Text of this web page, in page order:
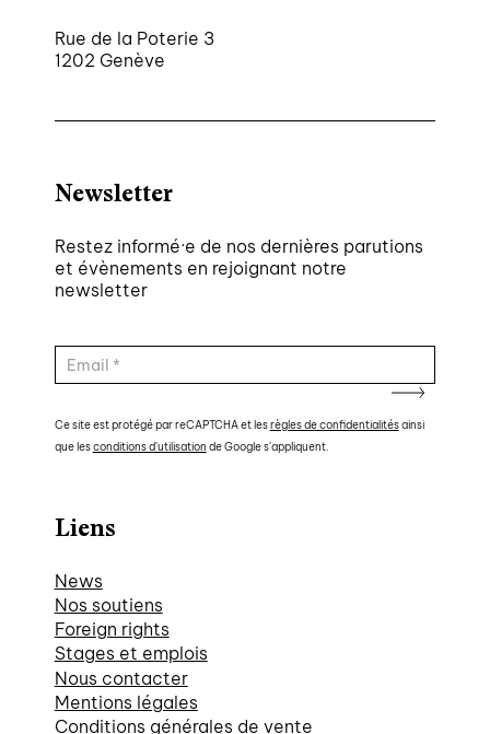
Rue de la Poterie 3
1202 Genève
Newsletter
Restez informé·e de nos dernières parutions
et évènements en rejoignant notre
newsletter
Ce site est protégé par reCAPTCHA et lesrègles de confidentialitésainsi
que lesconditions d'utilisation de Google s'appliquent.
Liens
News
Nos soutiens
Foreign rights
Stages et emplois
Nous contacter
Mentions légales
Conditions générales de vente